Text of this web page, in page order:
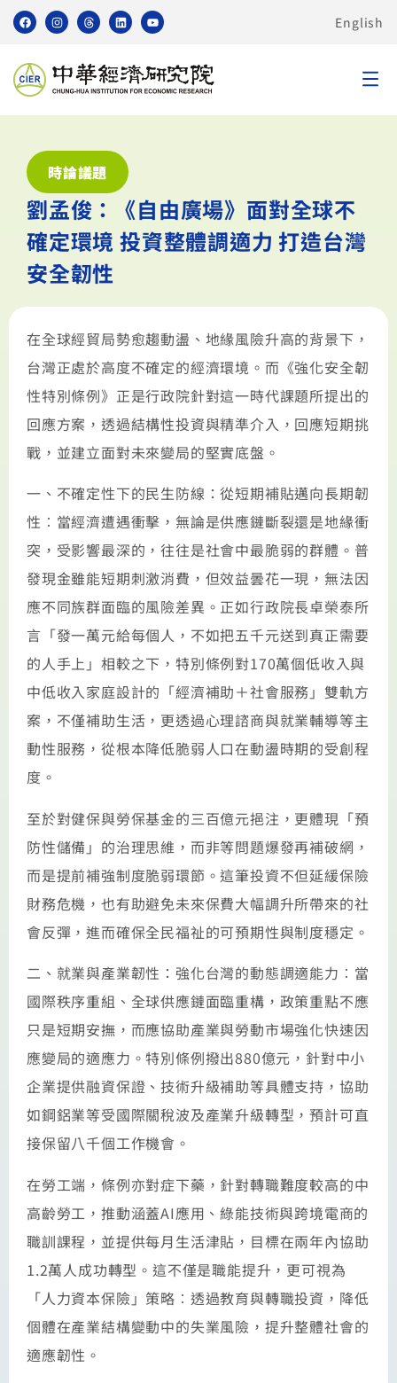
English
時論議題
劉孟俊：《自由廣場》面對全球不
確定環境 投資整體調適力 打造台灣
安全韌性
在全球經貿局勢愈趨動盪、地緣風險升高的背景下，
台灣正處於高度不確定的經濟環境。而《強化安全韌
性特別條例》正是行政院針對這一時代課題所提出的
回應方案，透過結構性投資與精準介入，回應短期挑
戰，並建立面對未來變局的堅實底盤。
一、不確定性下的民生防線：從短期補貼邁向長期韌
性︰當經濟遭遇衝擊，無論是供應鏈斷裂還是地緣衝
突，受影響最深的，往往是社會中最脆弱的群體。普
發現金雖能短期刺激消費，但效益曇花一現，無法因
應不同族群面臨的風險差異。正如行政院長卓榮泰所
言「發一萬元給每個人，不如把五千元送到真正需要
的人手上」相較之下，特別條例對170萬個低收入與
中低收入家庭設計的「經濟補助＋社會服務」雙軌方
案，不僅補助生活，更透過心理諮商與就業輔導等主
動性服務，從根本降低脆弱人口在動盪時期的受創程
度。
至於對健保與勞保基金的三百億元挹注，更體現「預
防性儲備」的治理思維，而非等問題爆發再補破網，
而是提前補強制度脆弱環節。這筆投資不但延緩保險
財務危機，也有助避免未來保費大幅調升所帶來的社
會反彈，進而確保全民福祉的可預期性與制度穩定。
二、就業與產業韌性：強化台灣的動態調適能力︰當
國際秩序重組、全球供應鏈面臨重構，政策重點不應
只是短期安撫，而應協助產業與勞動市場強化快速因
應變局的適應力。特別條例撥出880億元，針對中小
企業提供融資保證、技術升級補助等具體支持，協助
如鋼鋁業等受國際關稅波及產業升級轉型，預計可直
接保留八千個工作機會。
在勞工端，條例亦對症下藥，針對轉職難度較高的中
高齡勞工，推動涵蓋AI應用、綠能技術與跨境電商的
職訓課程，並提供每月生活津貼，目標在兩年內協助
1.2萬人成功轉型。這不僅是職能提升，更可視為
「人力資本保險」策略︰透過教育與轉職投資，降低
個體在產業結構變動中的失業風險，提升整體社會的
適應韌性。